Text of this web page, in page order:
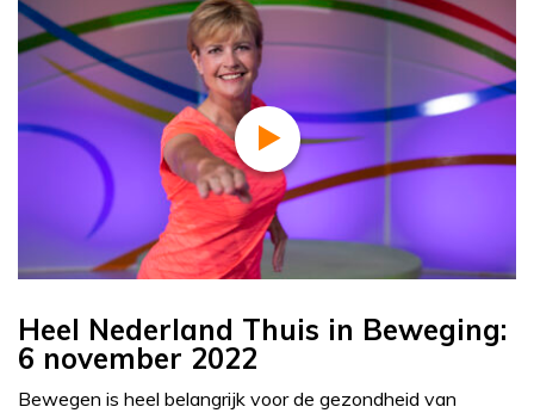
Heel Nederland Thuis in Beweging:
6 november 2022
Bewegen is heel belangrijk voor de gezondheid van